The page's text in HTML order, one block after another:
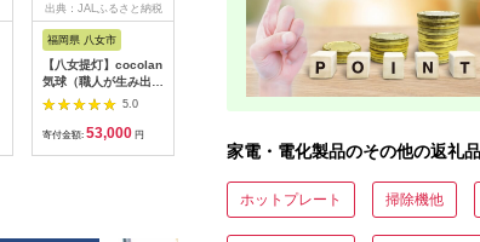
出典：JALふるさと納税
福岡県 八女市
【八女提灯】cocolan
気球（職人が生み出し
たインテリア提灯）
cocolan 八女提灯 伝
統工芸品 提灯 灯り 温
5.0
寄付金額: 53,000 円
出典：楽天ふるさと納
大阪府 門真市
【ふるさと納税】
2025年度新製品 ＜カ
ラーをお選びください
＞タイガー魔法瓶 電
パクト スピード沸
PCT-A150 オフホワ
イトWO オフブラッ
クKO 1.5L 大阪府門
真市
出典：楽天ふるさと納
宮城県 大河原町
【ふるさと納税】ポー
タブル冷蔵庫 ポータ
ブル冷蔵冷凍庫 30L
IPD-3A-B2 ブラック
バーベキュー BBQ
かけ アイリスオーヤ
マ 大河原町
家電・電化製品のその他の返礼
ホットプレート 掃除機他